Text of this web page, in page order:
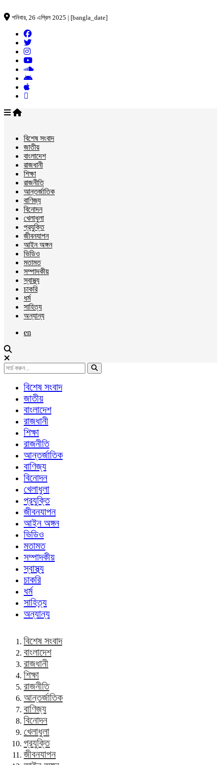
শনিবার, 26 এপ্রিল 2025 | [bangla_date]
বিশেষ সংবাদ
জাতীয়
বাংলাদেশ
রাজধানী
শিক্ষা
রাজনীতি
আন্তর্জাতিক
বাণিজ্য
বিনোদন
খেলাধুলা
প্রযুক্তি
জীবনযাপন
আইন অঙ্গন
ভিডিও
মতামত
সম্পাদকীয়
স্বাস্থ্য
চাকরি
ধর্ম
সাহিত্য
অন্যান্য
en
বিশেষ সংবাদ
জাতীয়
বাংলাদেশ
রাজধানী
শিক্ষা
রাজনীতি
আন্তর্জাতিক
বাণিজ্য
বিনোদন
খেলাধুলা
প্রযুক্তি
জীবনযাপন
আইন অঙ্গন
ভিডিও
মতামত
সম্পাদকীয়
স্বাস্থ্য
চাকরি
ধর্ম
সাহিত্য
অন্যান্য
বিশেষ সংবাদ
বাংলাদেশ
রাজধানী
শিক্ষা
রাজনীতি
আন্তর্জাতিক
বাণিজ্য
বিনোদন
খেলাধুলা
প্রযুক্তি
জীবনযাপন